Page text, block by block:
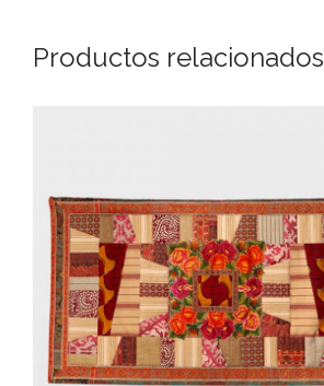
Productos relacionados